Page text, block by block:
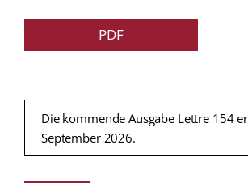
PDF
Die kommende Ausgabe Lettre 154
September 2026.